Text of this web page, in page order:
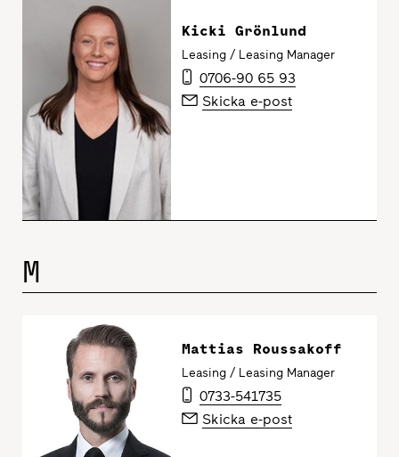
Kicki Grönlund
Leasing / Leasing Manager
0706-90 65 93
Skicka e-post
M
Mattias Roussakoff
Leasing / Leasing Manager
0733-541735
Skicka e-post